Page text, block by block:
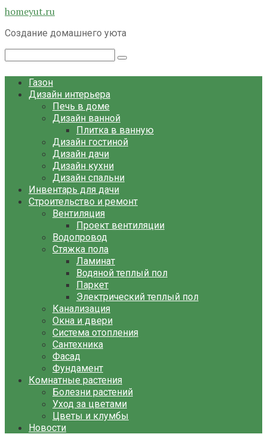
Перейти
контенту
homeyut.ru
Создание домашнего уюта
Газон
Дизайн интерьера
Печь в доме
Дизайн ванной
Плитка в ванную
Дизайн гостиной
Дизайн дачи
Дизайн кухни
Дизайн спальни
Инвентарь для дачи
Строительство и ремонт
Вентиляция
Проект вентиляции
Водопровод
Стяжка пола
Ламинат
Водяной теплый пол
Паркет
Электрический теплый пол
Канализация
Окна и двери
Система отопления
Сантехника
Фасад
Фундамент
Комнатные растения
Болезни растений
Уход за цветами
Цветы и клумбы
Новости